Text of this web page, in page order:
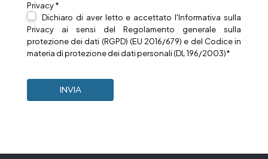
Privacy *
Dichiaro di aver letto e accettato l'Informativa sulla
Privacy ai sensi del Regolamento generale sulla
protezione dei dati (RGPD) (EU 2016/679) e del Codice in
materia di protezione dei dati personali (DL 196/2003)*